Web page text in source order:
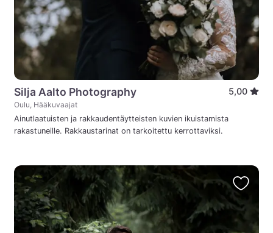
Silja Aalto Photography 5,00
Oulu, Hääkuvaajat
Ainutlaatuisten ja rakkaudentäytteisten kuvien ikuistamista
rakastuneille. Rakkaustarinat on tarkoitettu kerrottaviksi.